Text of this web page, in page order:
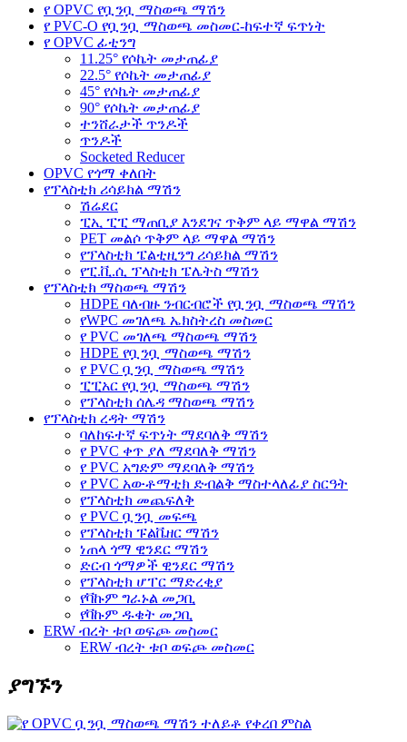
የ OPVC የቧንቧ ማስወጫ ማሽን
የ PVC-O የቧንቧ ማስወጫ መስመር-ከፍተኛ ፍጥነት
የ OPVC ፊቲንግ
11.25° የሶኬት መታጠፊያ
22.5° የሶኬት መታጠፊያ
45° የሶኬት መታጠፊያ
90° የሶኬት መታጠፊያ
ተንሸራታች ጥንዶች
ጥንዶች
Socketed Reducer
OPVC የጎማ ቀለበት
የፕላስቲክ ሪሳይክል ማሽን
ሽሬደር
ፒኢ ፒፒ ማጠቢያ እንደገና ጥቅም ላይ ማዋል ማሽን
PET መልሶ ጥቅም ላይ ማዋል ማሽን
የፕላስቲክ ፔልቲዚንግ ሪሳይክል ማሽን
የፒ.ቪ.ሲ ፕላስቲክ ፔሌትስ ማሽን
የፕላስቲክ ማስወጫ ማሽን
HDPE ባለብዙ ንብርብሮች የቧንቧ ማስወጫ ማሽን
የWPC መገለጫ ኤክስትረስ መስመር
የ PVC መገለጫ ማስወጫ ማሽን
HDPE የቧንቧ ማስወጫ ማሽን
የ PVC ቧንቧ ማስወጫ ማሽን
ፒፒአር የቧንቧ ማስወጫ ማሽን
የፕላስቲክ ሰሌዳ ማስወጫ ማሽን
የፕላስቲክ ረዳት ማሽን
ባለከፍተኛ ፍጥነት ማደባለቅ ማሽን
የ PVC ቀጥ ያለ ማደባለቅ ማሽን
የ PVC አግድም ማደባለቅ ማሽን
የ PVC አውቶማቲክ ድብልቅ ማስተላለፊያ ስርዓት
የፕላስቲክ መጨፍለቅ
የ PVC ቧንቧ መፍጫ
የፕላስቲክ ፑልቬዘር ማሽን
ነጠላ ጎማ ዊንደር ማሽን
ድርብ ጎማዎች ዊንደር ማሽን
የፕላስቲክ ሆፐር ማድረቂያ
የቫኩም ግራኑል መጋቢ
የቫኩም ዱቄት መጋቢ
ERW ብረት ቱቦ ወፍጮ መስመር
ERW ብረት ቱቦ ወፍጮ መስመር
ያግኙን